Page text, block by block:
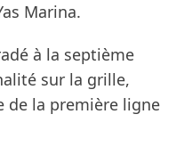
Marina.
à la septième
sur la grille,
de la première ligne